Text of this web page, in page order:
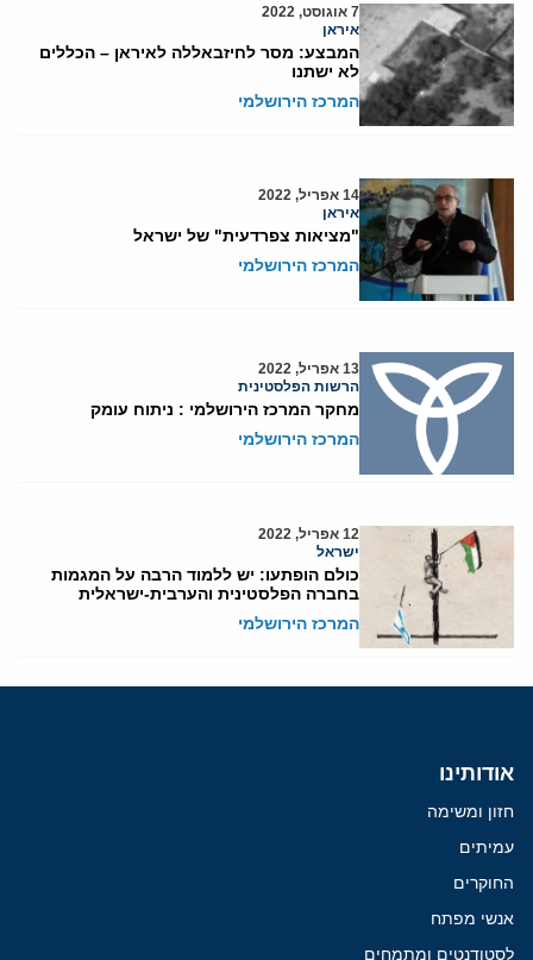
7 אוגוסט, 2022
איראן
המבצע: מסר לחיזבאללה לאיראן – הכללים
לא ישתנו
המרכז הירושלמי
14 אפריל, 2022
איראן
"מציאות צפרדעית" של ישראל
המרכז הירושלמי
13 אפריל, 2022
הרשות הפלסטינית
מחקר המרכז הירושלמי : ניתוח עומק
המרכז הירושלמי
12 אפריל, 2022
ישראל
כולם הופתעו: יש ללמוד הרבה על המגמות
בחברה הפלסטינית והערבית-ישראלית
המרכז הירושלמי
אודותינו
חזון ומשימה
עמיתים
החוקרים
אנשי מפתח
לסטודנטים ומתמחים